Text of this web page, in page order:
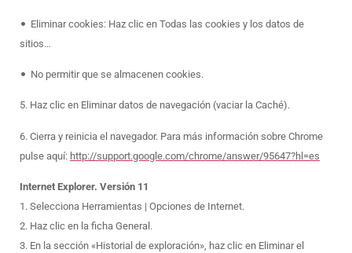
• Eliminar cookies: Haz clic en Todas las cookies y los datos de
sitios…
• No permitir que se almacenen cookies.
5. Haz clic en Eliminar datos de navegación (vaciar la Caché).
6. Cierra y reinicia el navegador. Para más información sobre Chrome
pulse aquí: http://support.google.com/chrome/answer/95647?hl=es
Internet Explorer. Versión 11
1. Selecciona Herramientas | Opciones de Internet.
2. Haz clic en la ficha General.
3. En la sección «Historial de exploración», haz clic en Eliminar el